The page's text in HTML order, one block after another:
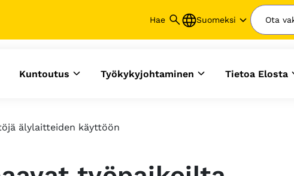
Suomeksi Ota
Kuntoutus Työkykyjohtaminen Tietoa Elosta
älylaitteiden käyttöön